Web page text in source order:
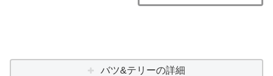
バツ&テリーの詳細